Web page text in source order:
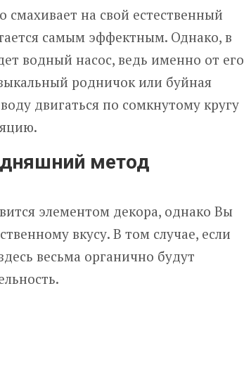
смахивает на свой естественный
самым эффектным. Однако, в
водный насос, ведь именно от его
родничок или буйная
двигаться по сомкнутому кругу
метод
элементом декора, однако Вы
вкусу. В том случае, если
весьма органично будут